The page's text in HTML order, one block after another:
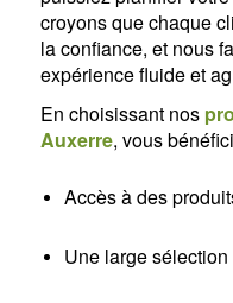
croyons que chaque
la confiance, et nous
expérience fluide et
En choisissant nos
Auxerre, vous
Accès à des
Une large